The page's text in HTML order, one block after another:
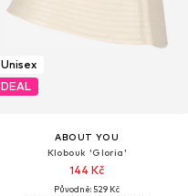
Unisex
DEAL
ABOUT YOU
Klobouk 'Gloria'
144 Kč
Původně: 529 Kč